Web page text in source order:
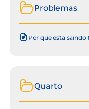
Problemas
Por que está
Quarto